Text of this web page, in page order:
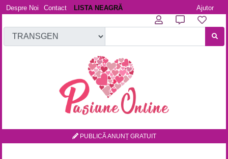
Despre Noi Contact LISTA NEAGRĂ Ajutor
PUBLICĂ ANUNȚ GRATUIT